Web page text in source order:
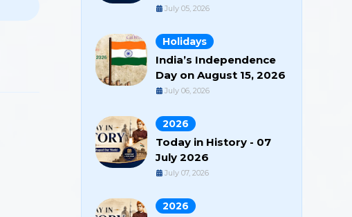
July 05, 2026
Holidays
India’s Independence
Day on August 15, 2026
July 06, 2026
2026
Today in History - 07
July 2026
July 07, 2026
2026